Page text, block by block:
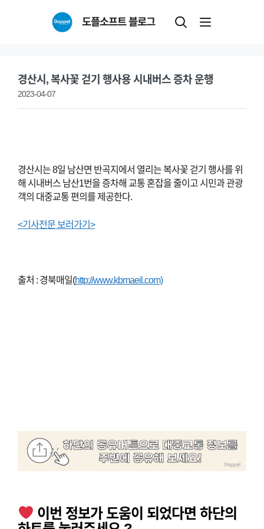
도플소프트 블로그
경산시, 복사꽃 걷기 행사용 시내버스 증차 운행
2023-04-07
경산시는 8일 남산면 반곡지에서 열리는 복사꽃 걷기 행사를 위
해 시내버스 남산1번을 증차해 교통 혼잡을 줄이고 시민과 관광
객의 대중교통 편의를 제공한다.
<기사전문 보러가기>
출처 : 경북매일(http://www.kbmaeil.com)
이번 정보가 도움이 되었다면 하단의